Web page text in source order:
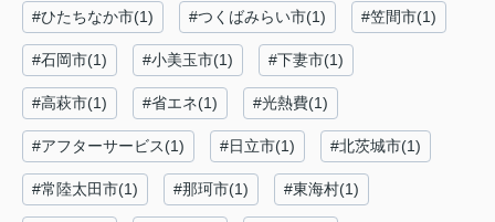
#ひたちなか市(1) #つくばみらい市(1) #笠間市(1)
#石岡市(1) #小美玉市(1) #下妻市(1)
#高萩市(1) #省エネ(1) #光熱費(1)
#アフターサービス(1) #日立市(1) #北茨城市(1)
#常陸太田市(1) #那珂市(1) #東海村(1)